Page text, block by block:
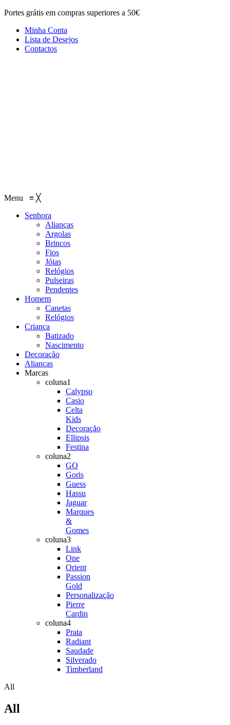
Portes grátis em compras superiores a 50€
Minha Conta
Lista de Desejos
Contactos
Menu ≡ ╳
Senhora
Alianças
Argolas
Brincos
Fios
Jóias
Relógios
Pulseiras
Pendentes
Homem
Canetas
Relógios
Criança
Batizado
Nascimento
Decoração
Alianças
Marcas
coluna1
Calypso
Casio
Celta
Kids
Decoração
Ellipsis
Festina
coluna2
GO
Goris
Guess
Hassu
Jaguar
Marques
&
Gomes
coluna3
Link
One
Orient
Passion
Gold
Personalização
Pierre
Cardin
coluna4
Prata
Radiant
Saudade
Silverado
Timberland
All
All